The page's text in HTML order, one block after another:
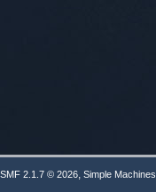
SMF 2.1.7 © 2026, Simple Machines